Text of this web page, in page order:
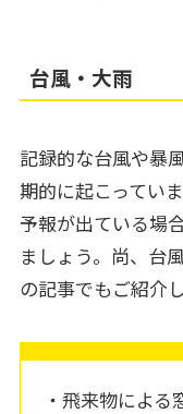
台風・大雨
記録的な台風や暴
期的に起こってい
予報が出ている場
ましょう。尚、台
の記事でもご紹介
・飛来物によ